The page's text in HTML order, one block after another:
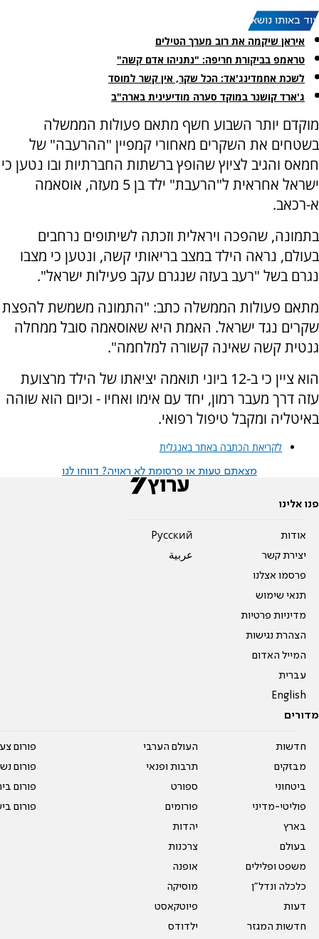
עוד באותו נושא:
איראן שיקמה את רוב מערך הטילים
טראמפ בביקורת חריפה: "נתניהו אדם קשה"
לשכת אחמדינג'אד: הכל שקר, אין קשר למוסד
ג'ארד קושנר במוקד סערה מודיעינית בארה"ב
מוקדם יותר השבוע חשף מתאם פעולות הממשלה
בשטחים את השקרים מאחורי קמפיין "ההרעבה" של
חמאס והגיב לציוץ שהופץ ברשתות החברתיות ובו נטען כי
ישראל אחראית ל"הרעבת" ילד בן 5 מעזה, אוסאמה
א-רכאב.
בתמונה, שהפכה ויראלית וזכתה לשיתופים נרחבים
בעולם, נראה הילד במצב בריאותי קשה, ונטען כי מצבו
נגרם בשל "רעב בעזה שנגרם עקב פעילות ישראל".
מתאם פעולות הממשלה כתב: "התמונה משמשת להפצת
שקרים נגד ישראל. האמת היא שאוסאמה סובל ממחלה
גנטית קשה שאינה קשורה למלחמה".
הוא ציין כי ב-12 ביוני תואמה יציאתו של הילד מרצועת
עזה דרך מעבר רמון, יחד עם אימו ואחיו - וכיום הוא שוהה
באיטליה ומקבל טיפול רפואי.
לקריאת הכתבה באתר באנגלית
מצאתם טעות או פרסומת לא ראויה? דווחו לנו
פנו אלינו
אודות
יצירת קשר
פרסמו אצלנו
תנאי שימוש
מדיניות פרטיות
הצהרת נגישות
המייל האדום
עברית
English
Pусский
عربية
מדורים
חדשות
מבזקים
ביטחוני
פוליטי-מדיני
בארץ
בעולם
משפט ופלילים
כלכלה ונדל"ן
דעות
חדשות המגזר
העולם הערבי
תרבות ופנאי
ספורט
פורומים
יהדות
צרכנות
אופנה
מוסיקה
פיוטקאסט
ילדודס
פורום
פורום
פורום
פורום